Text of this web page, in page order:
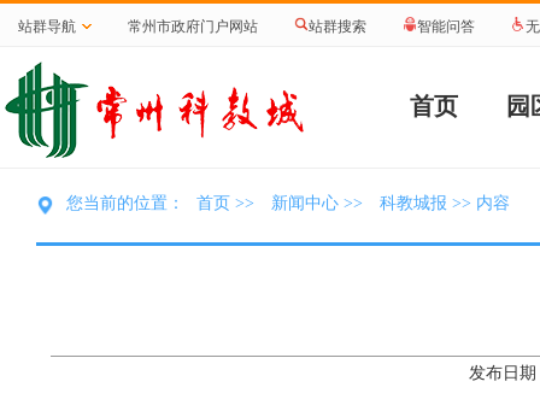
站群导航 常州市政府门户网站 站群搜索 智能问答
首页 园
您当前的位置： 首页 >> 新闻中心 >> 科教城报 >> 内容
发布日